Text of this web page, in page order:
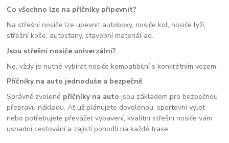
Co všechno lze na příčníky připevnit?
Na střešní nosiče lze upevnit autoboxy, nosiče kol, nosiče lyží,
střešní koše, autostany, stavební materiál ad.
Jsou střešní nosiče univerzální?
Ne, vždy je nutné vybírat nosiče kompatibilní s konkrétním vozem.
Příčníky na auto jednoduše a bezpečně
Správně zvolené příčníky na auto jsou základem pro bezpečnou
přepravu nákladu. Ať už plánujete dovolenou, sportovní výlet
nebo potřebujete převážet vybavení, kvalitní střešní nosiče vám
usnadní cestování a zajistí pohodlí na každé trase.